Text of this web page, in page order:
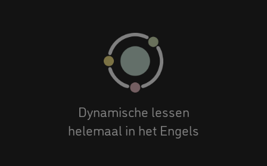
Dynamische lessen
helemaal in het Engels